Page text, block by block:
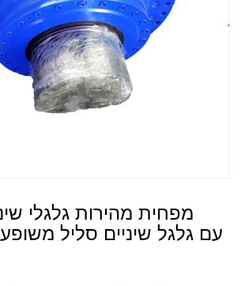
מפחית מהירות גלגלי
מסדרת P2K עם גלגל שיניים סליל משופע